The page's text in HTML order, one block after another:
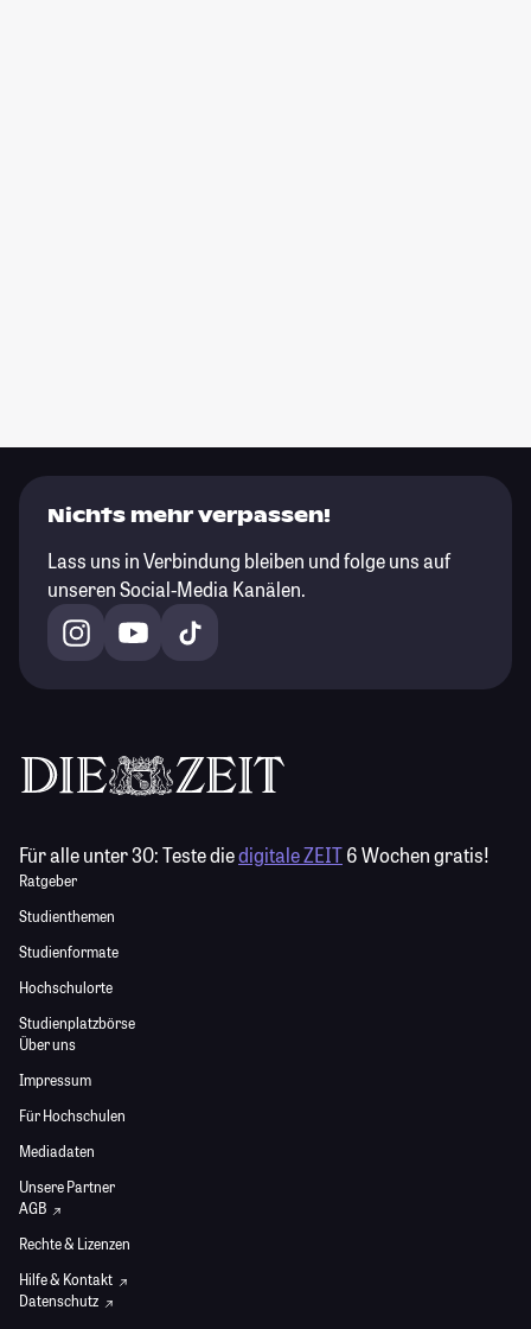
Nichts mehr verpassen!
Lass uns in Verbindung bleiben und folge uns auf
unseren Social-Media Kanälen.
Für alle unter 30:Teste diedigitale ZEIT6 Wochen gratis!
Ratgeber
Studienthemen
Studienformate
Hochschulorte
Studienplatzbörse
Über uns
Impressum
Für Hochschulen
Mediadaten
Unsere Partner
AGB
Rechte & Lizenzen
Hilfe & Kontakt
Datenschutz